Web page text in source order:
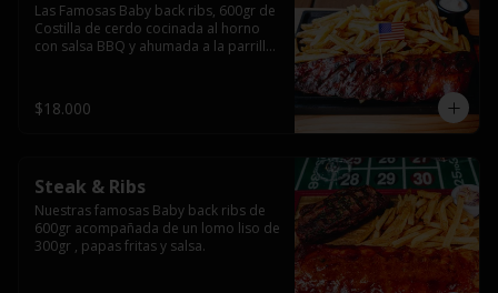
Las Famosas Baby back ribs, 600gr de
Costilla de cerdo cocinada al horno
con salsa BBQ y ahumada a la parrilla
$18.000
Steak & Ribs
Nuestras famosas Baby back ribs de
600gr acompañada de un lomo liso de
300gr , papas fritas y salsa.